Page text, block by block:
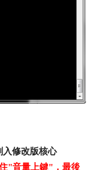
入修改版核心
"音量上鍵"，最後